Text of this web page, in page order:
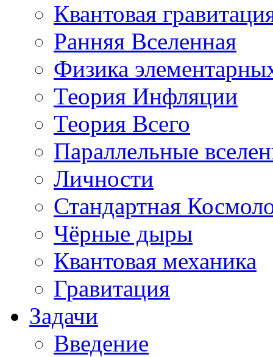
Квантовая
Ранняя Вселенная
Физика
Теория Инфляции
Теория Всего
Параллельные
Личности
Стандартная
Чёрные дыры
Квантовая механика
Гравитация
Задачи
Введение